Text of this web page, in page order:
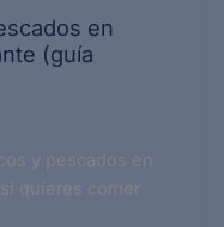
en
(guía
y pescados en
quieres comer